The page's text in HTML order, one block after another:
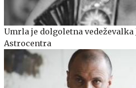
Umrla je dolgoletna vedeževalka
Astrocentra